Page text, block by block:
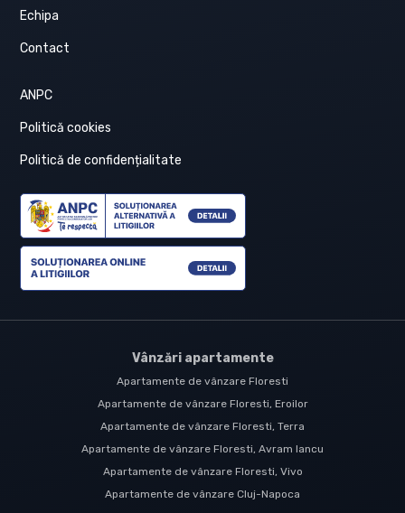
Echipa
Contact
ANPC
Politică cookies
Politică de confidențialitate
Vânzări apartamente
Apartamente de vânzare Floresti
Apartamente de vânzare Floresti, Eroilor
Apartamente de vânzare Floresti, Terra
Apartamente de vânzare Floresti, Avram Iancu
Apartamente de vânzare Floresti, Vivo
Apartamente de vânzare Cluj-Napoca